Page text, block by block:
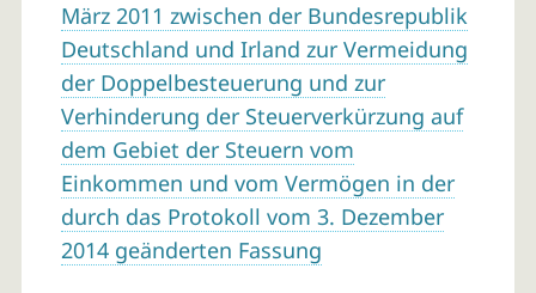
März 2011 zwischen der Bundesrepublik
Deutschland und Irland zur Vermeidung
der Doppelbesteuerung und zur
Verhinderung der Steuerverkürzung auf
dem Gebiet der Steuern vom
Einkommen und vom Vermögen in der
durch das Protokoll vom 3. Dezember
2014 geänderten Fassung